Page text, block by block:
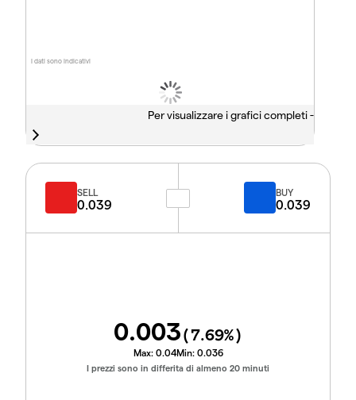
I dati sono indicativi
Per visualizzare i grafici completi -
SELL
0.039
BUY
0.039
0.003(7.69%)
Max: 0.04Min: 0.036
I prezzi sono in differita di almeno 20 minuti